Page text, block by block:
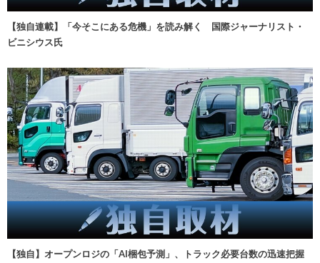
【独自連載】「今そこにある危機」を読み解く 国際ジャーナリスト・
ビニシウス氏
【独自】オープンロジの「AI梱包予測」、トラック必要台数の迅速把握